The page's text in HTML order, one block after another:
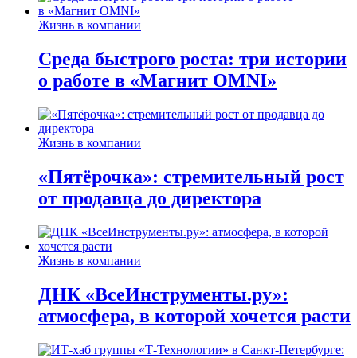
Жизнь в компании
Среда быстрого роста: три истории
о работе в «Магнит OMNI»
Жизнь в компании
«Пятёрочка»: стремительный рост
от продавца до директора
Жизнь в компании
ДНК «ВсеИнструменты.ру»:
атмосфера, в которой хочется расти